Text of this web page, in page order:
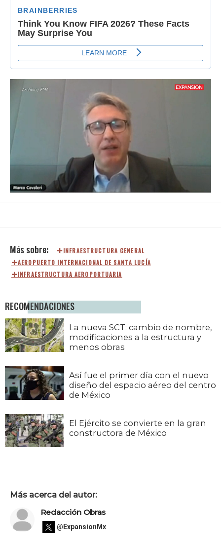
Unmute Loaded
:
93.75%
INFRAESTRUCTURA GENERAL
AEROPUERTO INTERNACIONAL DE SANTA LUCÍA
INFRAESTRUCTURA AEROPORTUARIA
RECOMENDACIONES
La nueva SCT: cambio de nombre,
modificaciones a la estructura y
menos obras
Así fue el primer día con el nuevo
diseño del espacio aéreo del centro
de México
El Ejército se convierte en la gran
constructora de México
Más acerca del autor:
Redacción Obras
@ExpansionMx